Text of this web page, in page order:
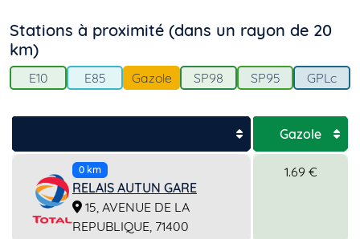
Stations à proximité (dans un rayon de 20
km)
E10 E85 Gazole SP98 SP95 GPLc
Gazole
0 km
RELAIS AUTUN GARE
15, AVENUE DE LA
REPUBLIQUE, 71400
1.69 €